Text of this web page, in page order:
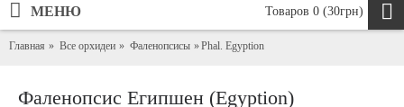
Товаров 0 (30грн)
МЕНЮ
Главная Все орхидеи Фаленопсисы Phal. Egyption
Фаленопсис Египшен (Egyption)